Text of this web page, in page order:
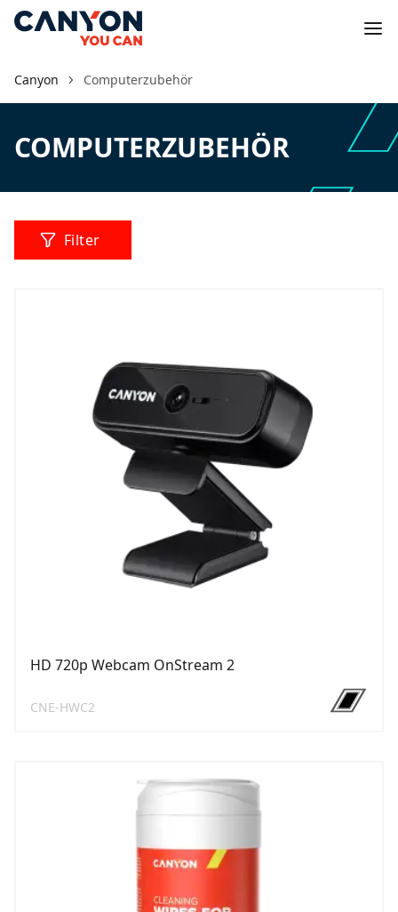
Canyon Computerzubehör
COMPUTERZUBEHÖR
Filter
HD 720p Webcam OnStream 2
CNE-HWC2